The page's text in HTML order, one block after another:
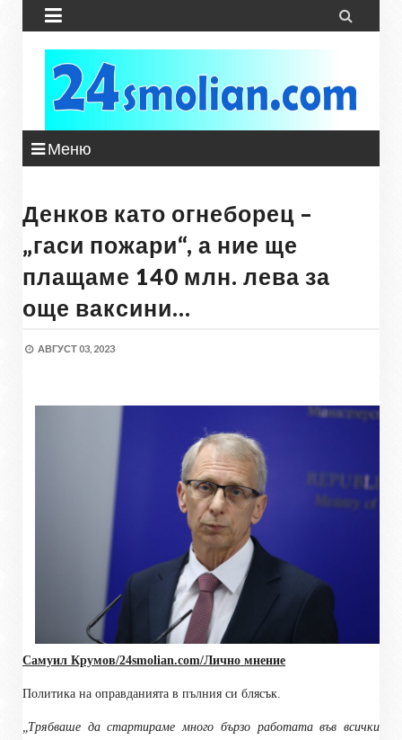
 
Меню
Денков като огнеборец –
„гаси пожари“, а ние ще
плащаме 140 млн. лева за
още ваксини…
АВГУСТ 03, 2023
Самуил Крумов/24smolian.com/Лично мнение
Политика на оправданията в пълния си блясък.
„Трябваше да стартираме много бързо работата във всички